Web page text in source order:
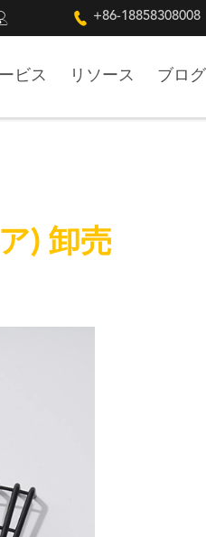
 +86-18858308008
ビス リソース ブログ
) 卸売